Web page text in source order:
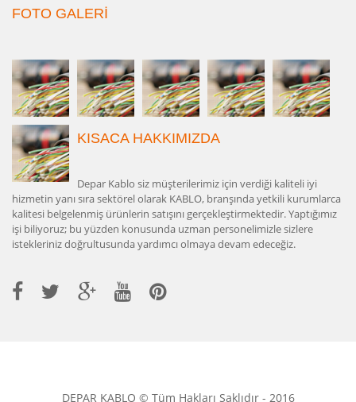
FOTO GALERİ
KISACA HAKKIMIZDA
Depar Kablo siz müşterilerimiz için verdiği kaliteli iyi
hizmetin yanı sıra sektörel olarak KABLO, branşında yetkili kurumlarca
kalitesi belgelenmiş ürünlerin satışını gerçekleştirmektedir. Yaptığımız
işi biliyoruz; bu yüzden konusunda uzman personelimizle sizlere
istekleriniz doğrultusunda yardımcı olmaya devam edeceğiz.
DEPAR KABLO © Tüm Hakları Saklıdır - 2016